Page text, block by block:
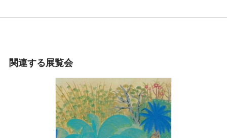
関連する展覧会